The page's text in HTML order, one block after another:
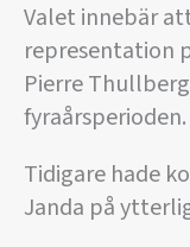
Valet innebär
representation
Pierre
fyraårsperioden.
Tidigare hade
Janda på